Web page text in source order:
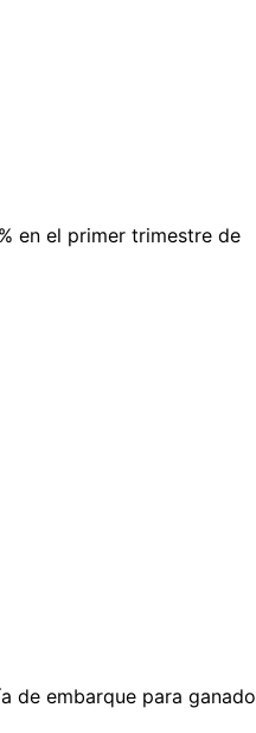
en el primer trimestre de
de embarque para ganado